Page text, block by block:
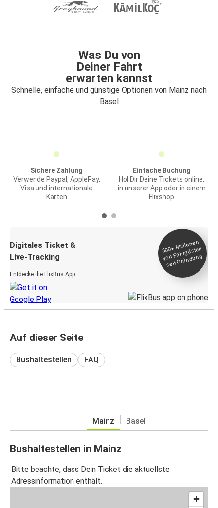
Was Du von
Deiner Fahrt
erwarten kannst
Schnelle, einfache und günstige Optionen von Mainz nach
Basel
Sichere Zahlung
Verwende Paypal, ApplePay,
Visa und internationale
Karten
Einfache Buchung
Hol Dir Deine Tickets online,
in unserer App oder in einem
Flixshop
Digitales Ticket &
Live-Tracking
Entdecke die FlixBus App
500+
Millionen
von Fahrgästen
seit
Gründung
Auf dieser Seite
Bushaltestellen FAQ
Mainz Basel
Bushaltestellen in Mainz
Bitte beachte, dass Dein Ticket die aktuellste
Adressinformation enthält.